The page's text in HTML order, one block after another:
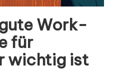
Work-
für
wichtig ist